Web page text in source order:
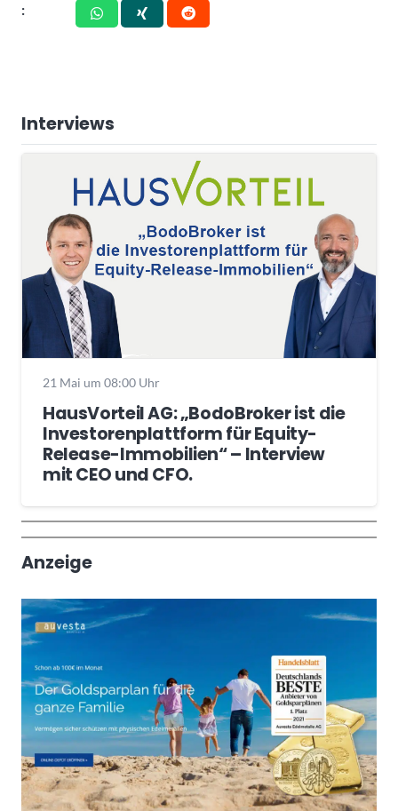
:
Interviews
21 Mai um 08:00 Uhr
HausVorteil AG: „BodoBroker ist die
Investorenplattform für Equity-
Release-Immobilien“ – Interview
mit CEO und CFO.
Wochenrückblick
Trendthemen
Anzeige